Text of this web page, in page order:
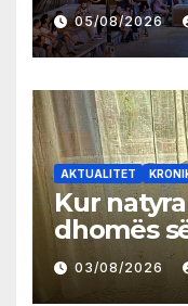
05/08/2026
AKTUALITET
Kur
dhomës
03/08/2026